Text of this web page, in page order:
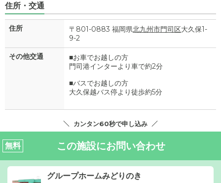
住所・交通
住所 〒801-0883 福岡県北九州市門司区大久保1-
9-2
その他交通
■お車でお越しの方
門司港インターより車で約2分
■バスでお越しの方
大久保越バス停より徒歩約5分
カンタン60秒で申し込み
無料 この施設にお問い合わせ
グループホームみどりのき